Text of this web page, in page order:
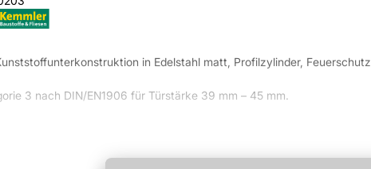
in Edelstahl matt, Profilzylinder, Feuerschutz
3 nach DIN/EN1906 für Türstärke 39 mm – 45 mm.